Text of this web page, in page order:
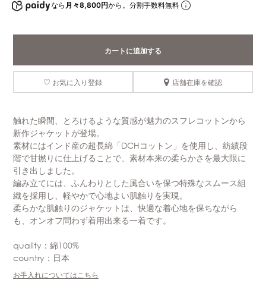
なら 月々8,800円から。分割手数料無料
カートに追加する
お気に入り登録 店舗在庫を確認
触れた瞬間、とろけるような質感が魅力のスフレコットンから
新作ジャケットが登場。
素材にはインド産の超長綿「DCHコットン」を使用し、紡績段
階で甘撚りに仕上げることで、素材本来の柔らかさを最大限に
引き出しました。
編み立てには、ふんわりとした風合いを保つ特殊なスムース組
織を採用し、軽やかで心地よい肌触りを実現。
柔らかな肌触りのジャケットは、快適な着心地を保ちながら
も、オンオフ問わず着用出来る一着です。
quality：綿100%
country：日本
お手入れについてはこちら